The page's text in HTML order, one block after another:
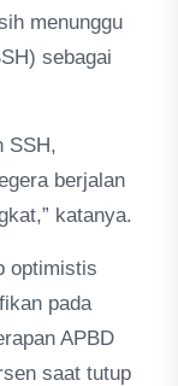
menunggu
sebagai
SSH,
berjalan
katanya.
optimistis
pada
APBD
saat tutup